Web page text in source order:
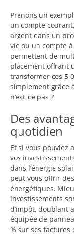
Prenons un
un compte
argent dans un
vie ou un compte
permettent de
placement offrant
transformer ces 5
simplement grâce
n’est-ce pas ?
Des
quotidien
Et si vous pouviez
vos
dans l’énergie
peut vous offrir
énergétiques.
investissements
d’impôt, doublant
équipée de
% sur ses factures